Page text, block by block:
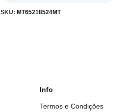
SKU: MT65218524MT
Info
Termos e Condições